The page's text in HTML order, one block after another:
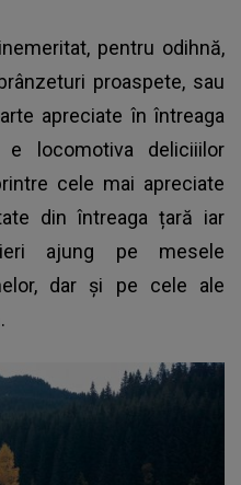
pentru odihnă,
proaspete, sau
apreciate în întreaga
locomotiva deliciiilor
cele mai apreciate
din întreaga țară iar
ajung pe mesele
dar și pe cele ale